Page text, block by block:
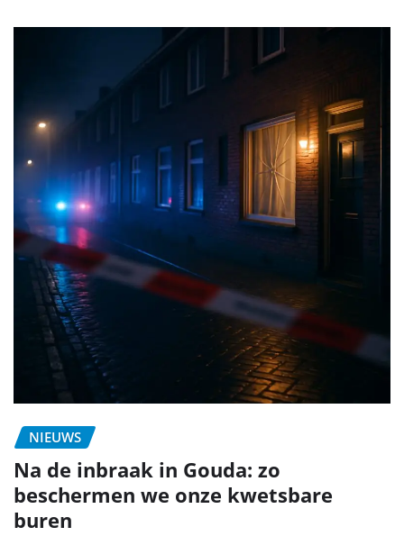
NIEUWS
Na de inbraak in Gouda: zo
beschermen we onze kwetsbare
buren